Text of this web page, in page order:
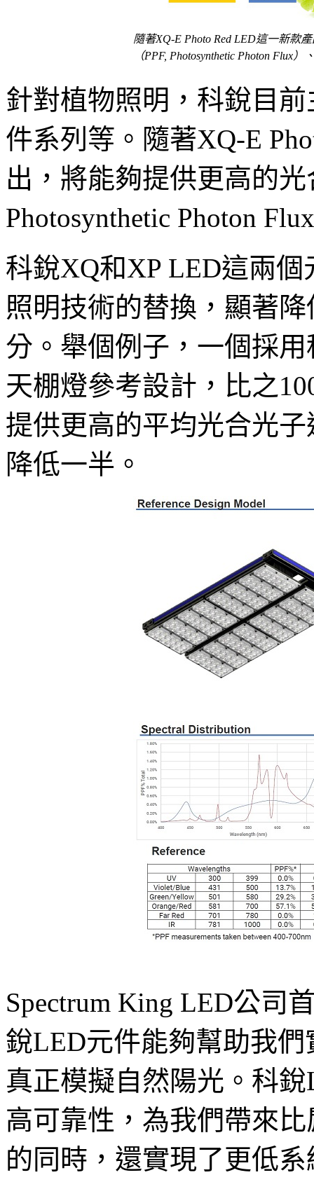
隨著XQ-E Photo Red LED這一新款
（PPF, Photosynthetic Photon Flux
針對植物照明，科銳目
件系列等。隨著XQ-E
出，將能夠提供更高的光
Photosynthetic Photon
科銳XQ和XP LED這兩
照明技術的替換，顯著
分。舉個例子，一個採用
天棚燈參考設計，比之
提供更高的平均光合光
降低一半。
Spectrum King LED公司
銳LED元件能夠幫助我
真正模擬自然陽光。科
高可靠性，為我們帶來
的同時，還實現了更低